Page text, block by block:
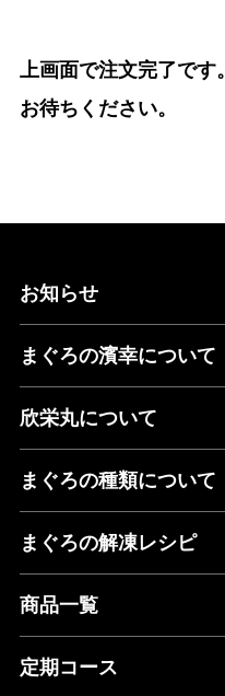
上画面で注文完了です
お待ちください。
お知らせ
まぐろの濱幸について
欣栄丸について
まぐろの種類について
まぐろの解凍レシピ
商品一覧
定期コース